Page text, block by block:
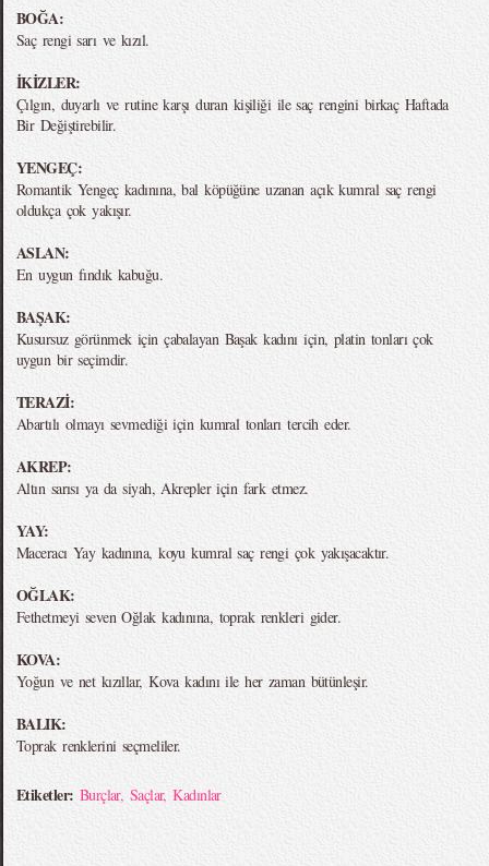
BOĞA:
Saç rengi sarı ve kızıl.
İKİZLER:
Çılgın, duyarlı ve rutine karşı duran kişiliği ile saç rengini birkaç Haftada
Bir Değiştirebilir.
YENGEÇ:
Romantik Yengeç kadınına, bal köpüğüne uzanan açık kumral saç rengi
oldukça çok yakışır.
ASLAN:
En uygun fındık kabuğu.
BAŞAK:
Kusursuz görünmek için çabalayan Başak kadını için, platin tonları çok
uygun bir seçimdir.
TERAZİ:
Abartılı olmayı sevmediği için kumral tonları tercih eder.
AKREP:
Altın sarısı ya da siyah, Akrepler için fark etmez.
YAY:
Maceracı Yay kadınına, koyu kumral saç rengi çok yakışacaktır.
OĞLAK:
Fethetmeyi seven Oğlak kadınına, toprak renkleri gider.
KOVA:
Yoğun ve net kızıllar, Kova kadını ile her zaman bütünleşir.
BALIK:
Toprak renklerini seçmeliler.
Etiketler: Burçlar, Saçlar,Kadınlar